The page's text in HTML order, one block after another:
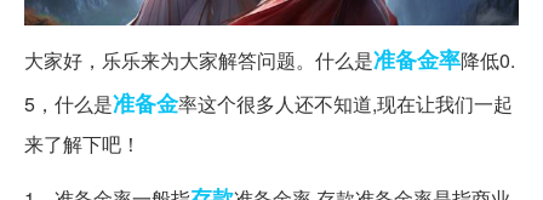
大家好，乐乐来为大家解答问题。什么是准备金率降低0.
5，什么是准备金率这个很多人还不知道,现在让我们一起
来了解下吧！